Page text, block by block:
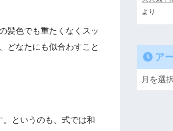
髪色でも重たくなくスッ
どなたにも似合わすこと
というのも、式では和
より
ア